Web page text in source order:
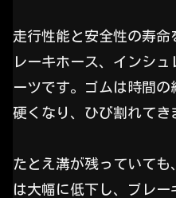
走行性能と安全性の寿
レーキホース、インシ
ーツです。ゴムは時間の
硬くなり、ひび割れてき
たとえ溝が残っていても
は大幅に低下し、ブレー